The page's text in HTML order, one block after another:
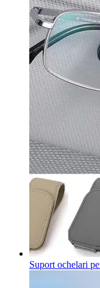
Suport ochelari